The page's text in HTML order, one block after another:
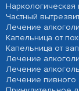
Частный
Лечение
Капельница от
Капельница от
Лечение
Лечение
Лечение пивного